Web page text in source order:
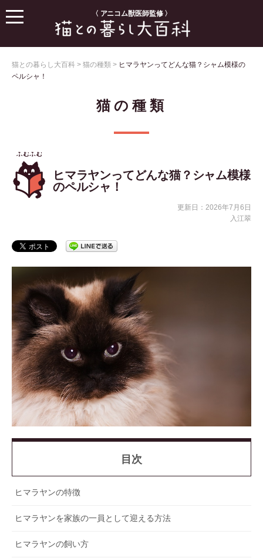
〈 アニコム獣医師監修 〉
猫との暮らし大百科 > 猫の種類 > ヒマラヤンってどんな猫？シャム模様の
ペルシャ！
猫の種類
ヒマラヤンってどんな猫？シャム模様
のペルシャ！
更新日：2026年7月6日
入江翠
目次
ヒマラヤンの特徴
ヒマラヤンを家族の一員として迎える方法
ヒマラヤンの飼い方